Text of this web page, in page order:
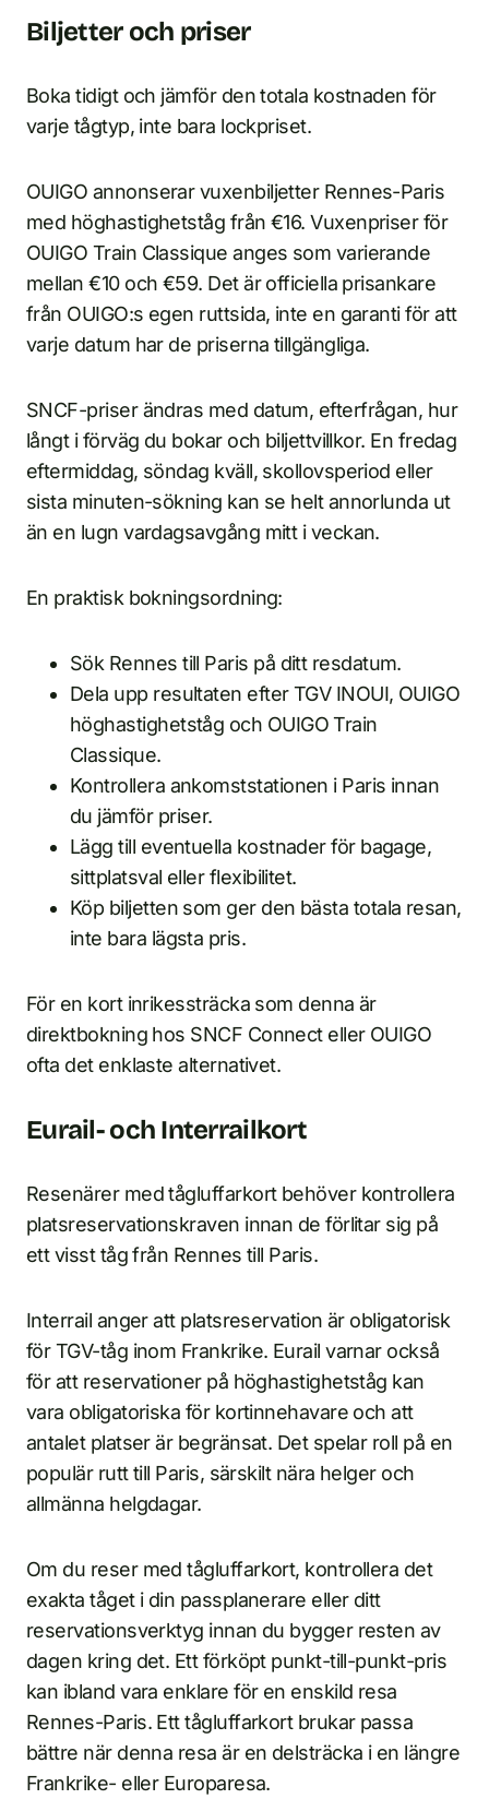
Biljetter och priser
Boka tidigt och jämför den totala kostnaden för
varje tågtyp, inte bara lockpriset.
OUIGO annonserar vuxenbiljetter Rennes-Paris
med höghastighetståg från €16. Vuxenpriser för
OUIGO Train Classique anges som varierande
mellan €10 och €59. Det är officiella prisankare
från OUIGO:s egen ruttsida, inte en garanti för att
varje datum har de priserna tillgängliga.
SNCF-priser ändras med datum, efterfrågan, hur
långt i förväg du bokar och biljettvillkor. En fredag
eftermiddag, söndag kväll, skollovsperiod eller
sista minuten-sökning kan se helt annorlunda ut
än en lugn vardagsavgång mitt i veckan.
En praktisk bokningsordning:
Sök Rennes till Paris på ditt resdatum.
Dela upp resultaten efter TGV INOUI, OUIGO
höghastighetståg och OUIGO Train
Classique.
Kontrollera ankomststationen i Paris innan
du jämför priser.
Lägg till eventuella kostnader för bagage,
sittplatsval eller flexibilitet.
Köp biljetten som ger den bästa totala resan,
inte bara lägsta pris.
För en kort inrikessträcka som denna är
direktbokning hos SNCF Connect eller OUIGO
ofta det enklaste alternativet.
Eurail- och Interrailkort
Resenärer med tågluffarkort behöver kontrollera
platsreservationskraven innan de förlitar sig på
ett visst tåg från Rennes till Paris.
Interrail anger att platsreservation är obligatorisk
för TGV-tåg inom Frankrike. Eurail varnar också
för att reservationer på höghastighetståg kan
vara obligatoriska för kortinnehavare och att
antalet platser är begränsat. Det spelar roll på en
populär rutt till Paris, särskilt nära helger och
allmänna helgdagar.
Om du reser med tågluffarkort, kontrollera det
exakta tåget i din passplanerare eller ditt
reservationsverktyg innan du bygger resten av
dagen kring det. Ett förköpt punkt-till-punkt-pris
kan ibland vara enklare för en enskild resa
Rennes-Paris. Ett tågluffarkort brukar passa
bättre när denna resa är en delsträcka i en längre
Frankrike- eller Europaresa.